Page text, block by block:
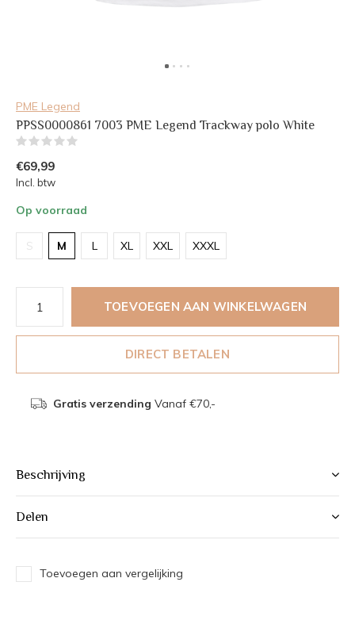
PME Legend
PPSS0000861 7003 PME Legend Trackway polo White
€69,99
Incl. btw
Op voorraad
S M L XL XXL XXXL
TOEVOEGEN AAN WINKELWAGEN
DIRECT BETALEN
Gratis verzending Vanaf €70,-
Beschrijving
Delen
Toevoegen aan vergelijking